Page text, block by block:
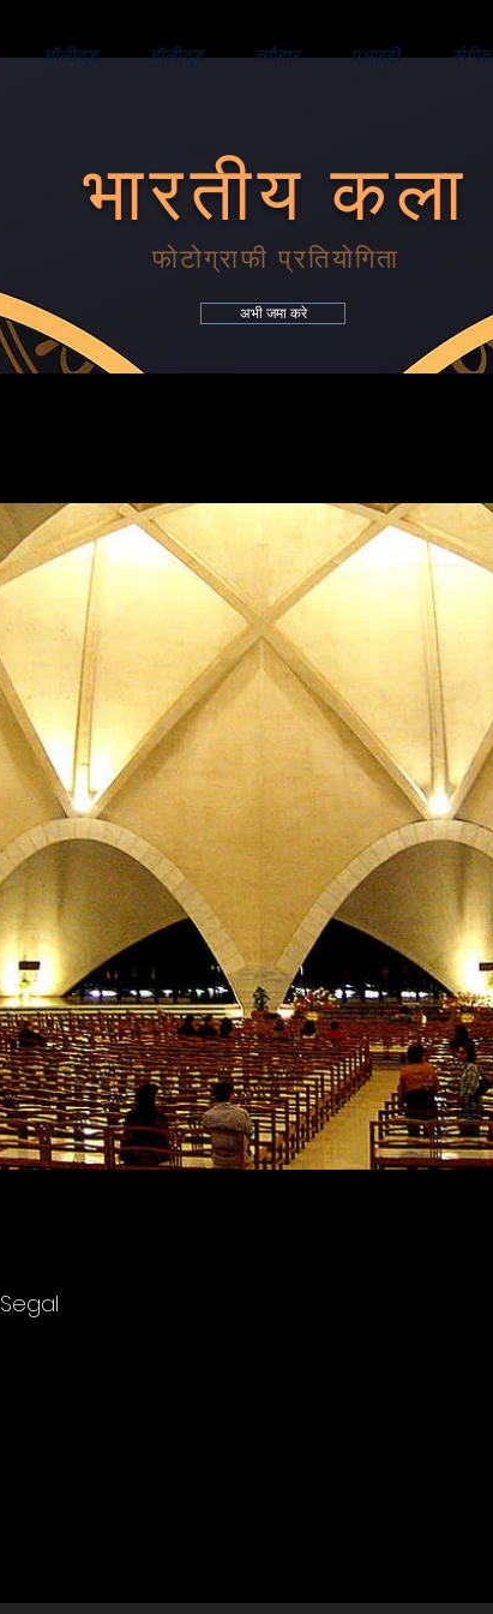
बॉलीवुड बॉलीवुड त्यौहार एआरटी संगीत
भारतीय कला
फोटोग्राफी प्रतियोगिता
अभी जमा करे
Segal